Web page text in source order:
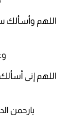
اللهم وأسألك
اللهم إنى
يارحمن